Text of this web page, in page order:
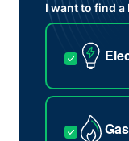
I want to find
Gas